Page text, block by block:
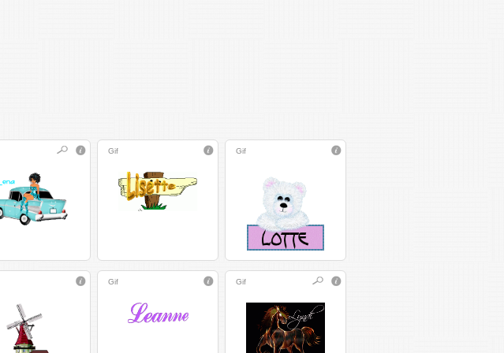
Gif Gif
Gif Gif